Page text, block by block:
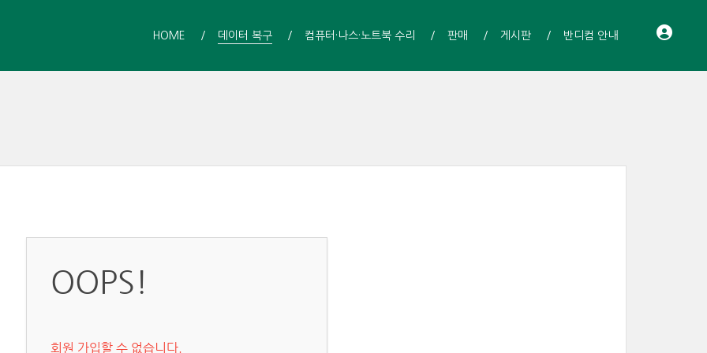
HOME 데이터 복구 컴퓨터·나스·노트북 수리 판매 게시판 반디컴 안내
OOPS!
회원 가입할 수 없습니다.